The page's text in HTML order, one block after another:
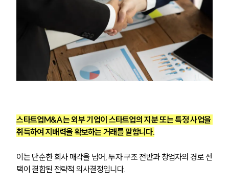
스타트업M&A는 외부 기업이 스타트업의 지분 또는 특정 사업을
취득하여 지배력을 확보하는 거래를 말합니다.
이는 단순한 회사 매각을 넘어, 투자 구조 전반과 창업자의 경로 선
택이 결합된 전략적 의사결정입니다.